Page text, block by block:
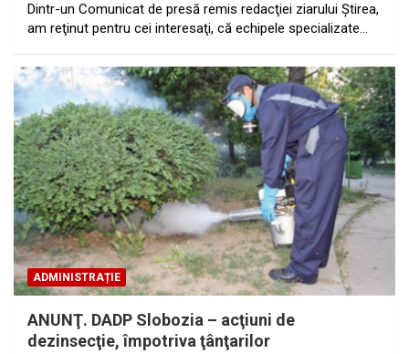
Dintr-un Comunicat de presă remis redacţiei ziarului Ştirea,
am reţinut pentru cei interesaţi, că echipele specializate…
ADMINISTRAȚIE
ANUNŢ. DADP Slobozia – acţiuni de
dezinsecţie, împotriva ţânţarilor